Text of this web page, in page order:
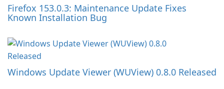
Firefox 153.0.3: Maintenance Update Fixes
Known Installation Bug
Windows Update Viewer (WUView) 0.8.0 Released